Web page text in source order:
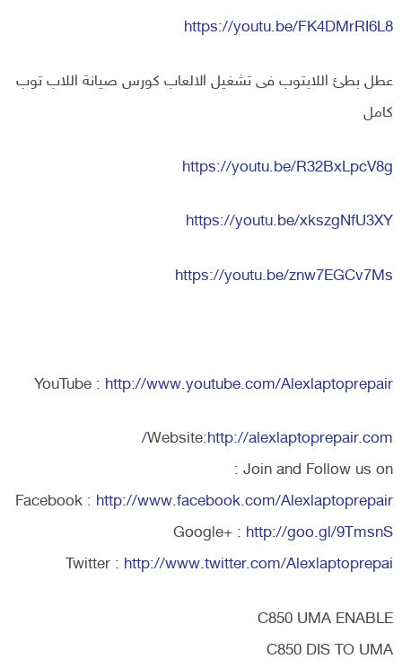
https://youtu.be/FK4DMrRI6L8
عطل بطئ اللابتوب فى تشغيل الالعاب كورس صيانة اللاب توب
كامل
https://youtu.be/R32BxLpcV8g
https://youtu.be/xkszgNfU3XY
https://youtu.be/znw7EGCv7Ms
YouTube : http://www.youtube.com/Alexlaptoprepair
Website:http://alexlaptoprepair.com/
Join and Follow us on :
Facebook : http://www.facebook.com/Alexlaptoprepair
Google+ : http://goo.gl/9TmsnS
Twitter : http://www.twitter.com/Alexlaptoprepai
C850 UMA ENABLE
C850 DIS TO UMA